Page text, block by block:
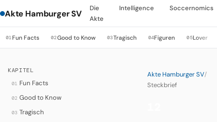
Akte Hamburger SV
Die
Akte
Intelligence Soccernomics
01Fun Facts 02Good to Know 03Tragisch 04Figuren 05Lover
KAPITEL
01 Fun Facts
02 Good to Know
03 Tragisch
Akte Hamburger SV/
Steckbrief